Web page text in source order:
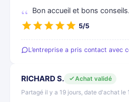
Bon accueil et bons
5/5
L’entreprise a pris contact avec
RICHARD S.
Achat validé
Partagé il y a 19 jours, date d'achat le